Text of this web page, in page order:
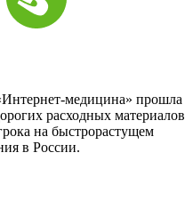
медицина» прошла
расходных материалов
на быстрорастущем
в России.